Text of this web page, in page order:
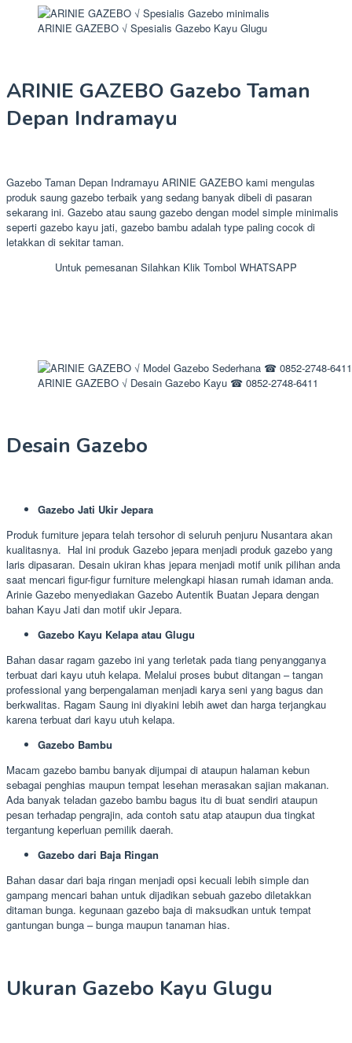
ARINIE GAZEBO √ Spesialis Gazebo Kayu Glugu
ARINIE GAZEBO Gazebo Taman
Depan Indramayu
Gazebo Taman Depan Indramayu ARINIE GAZEBO kami mengulas
produk saung gazebo terbaik yang sedang banyak dibeli di pasaran
sekarang ini. Gazebo atau saung gazebo dengan model simple minimalis
seperti gazebo kayu jati, gazebo bambu adalah type paling cocok di
letakkan di sekitar taman.
Untuk pemesanan Silahkan Klik Tombol WHATSAPP
ARINIE GAZEBO √ Desain Gazebo Kayu ☎ 0852-2748-6411
Desain Gazebo
Gazebo Jati Ukir Jepara
Produk furniture jepara telah tersohor di seluruh penjuru Nusantara akan
kualitasnya. Hal ini produk Gazebo jepara menjadi produk gazebo yang
laris dipasaran. Desain ukiran khas jepara menjadi motif unik pilihan anda
saat mencari figur-figur furniture melengkapi hiasan rumah idaman anda.
Arinie Gazebo menyediakan Gazebo Autentik Buatan Jepara dengan
bahan Kayu Jati dan motif ukir Jepara.
Gazebo Kayu Kelapa atau Glugu
Bahan dasar ragam gazebo ini yang terletak pada tiang penyangganya
terbuat dari kayu utuh kelapa. Melalui proses bubut ditangan – tangan
professional yang berpengalaman menjadi karya seni yang bagus dan
berkwalitas. Ragam Saung ini diyakini lebih awet dan harga terjangkau
karena terbuat dari kayu utuh kelapa.
Gazebo Bambu
Macam gazebo bambu banyak dijumpai di ataupun halaman kebun
sebagai penghias maupun tempat lesehan merasakan sajian makanan.
Ada banyak teladan gazebo bambu bagus itu di buat sendiri ataupun
pesan terhadap pengrajin, ada contoh satu atap ataupun dua tingkat
tergantung keperluan pemilik daerah.
Gazebo dari Baja Ringan
Bahan dasar dari baja ringan menjadi opsi kecuali lebih simple dan
gampang mencari bahan untuk dijadikan sebuah gazebo diletakkan
ditaman bunga. kegunaan gazebo baja di maksudkan untuk tempat
gantungan bunga – bunga maupun tanaman hias.
Ukuran Gazebo Kayu Glugu